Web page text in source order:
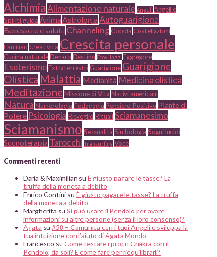
Alchimia Alimentazione naturale Angeli Angeli e
Spiriti guida Anima Astrologia Autoguarigione
Benessere e salute ChannelingCoppia Costellazioni
FamiliariCreatività Crescita personale
Cucina naturaleDenaro Destino Ecovillaggi Eggregore
EsoterismoExtraterrestriGuarigione Guarigione
Olistica Malattia Medianità Medicina olistica
Meditazione Missione di Vita Nativi americani
Natura Numerologia Pedagogia Pensiero Positivo Piante di
Potere Psicologia Risveglio RitualiSciamanesimo
Sciamanismo Sessualità Simbologia Sogni lucidi
Suonoterapia Tarocchi Transurfing Voce
Commenti recenti
Daria & Maximilian su È giusto pagare le tasse? La
truffa della moneta a debito
Enrico Contini su È giusto pagare le tasse? La truffa
della moneta a debito
Margherita su Si può usare il Pendolo per avere
informazioni su altre persone (senza il loro consenso)?
Agata su #58 – Comunica con i tuoi Angeli e sviluppa la
tua intuizione con l’aiuto di Agata Mondo
Francesco su Come testare i propri Chakra con il
Pendolo, da soli? E come fare per riequilibrarli?